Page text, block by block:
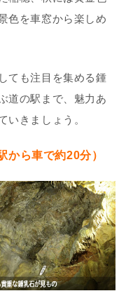
色を車窓から楽しめ
ても注目を集める鍾
道の駅まで、魅力あ
いきましょう。
から車で約20分）